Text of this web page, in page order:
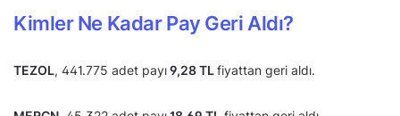
Kimler Ne Kadar Pay Geri Aldı?
TEZOL, 441.775 adet payı9,28 TLfiyattan geri aldı.